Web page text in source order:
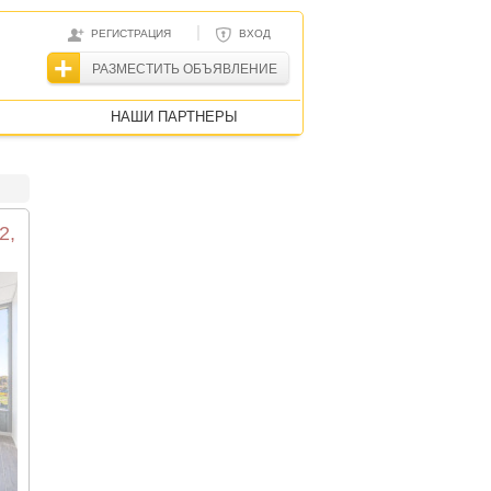
РЕГИСТРАЦИЯ | ВХОД
РАЗМЕСТИТЬ ОБЪЯВЛЕНИЕ
НАШИ ПАРТНЕРЫ